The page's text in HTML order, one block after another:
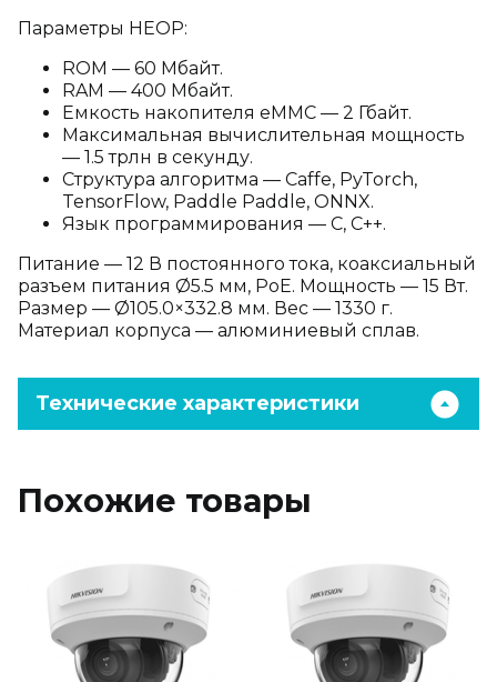
Параметры HEOP:
ROM — 60 Мбайт.
RAM — 400 Мбайт.
Емкость накопителя eMMC — 2 Гбайт.
Максимальная вычислительная мощность
— 1.5 трлн в секунду.
Структура алгоритма — Caffe, PyTorch,
TensorFlow, Paddle Paddle, ONNX.
Язык программирования — C, C++.
Питание — 12 В постоянного тока, коаксиальный
разъем питания Ø5.5 мм, PoE. Мощность — 15 Вт.
Размер — Ø105.0×332.8 мм. Вес — 1330 г.
Материал корпуса — алюминиевый сплав.
Технические характеристики
Похожие товары